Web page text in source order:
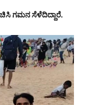
ಗಮನ ಸೆಳೆದಿದ್ದಾರೆ.